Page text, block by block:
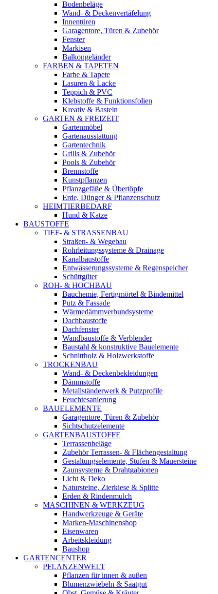
Bodenbeläge
Wand- & Deckenvertäfelung
Innentüren
Garagentore, Türen & Zubehör
Fenster
Markisen
Balkongeländer
FARBEN & TAPETEN
Farbe & Tapete
Lasuren & Lacke
Teppich & PVC
Klebstoffe & Funktionsfolien
Kreativ & Basteln
GARTEN & FREIZEIT
Gartenmöbel
Gartenausstattung
Gartentechnik
Grills & Zubehör
Pools & Zubehör
Brennstoffe
Kunstpflanzen
Pflanzgefäße & Übertöpfe
Erde, Dünger & Pflanzenschutz
HEIMTIERBEDARF
Hund & Katze
BAUSTOFFE
TIEF- & STRASSENBAU
Straßen- & Wegebau
Rohrleitungssysteme & Drainage
Kanalbaustoffe
Entwässerungssysteme & Regenspeicher
Schüttgüter
ROH- & HOCHBAU
Bauchemie, Fertigmörtel & Bindemittel
Putz & Fassade
Wärmedämmverbundsysteme
Dachbaustoffe
Dachfenster
Wandbaustoffe & Verblender
Baustahl & konstruktive Bauelemente
Schnittholz & Holzwerkstoffe
TROCKENBAU
Wand- & Deckenbekleidungen
Dämmstoffe
Metallständerwerk & Putzprofile
Feuchtesanierung
BAUELEMENTE
Garagentore, Türen & Zubehör
Sichtschutzelemente
GARTENBAUSTOFFE
Terrassenbeläge
Zubehör Terrassen- & Flächengestaltung
Gestaltungselemente, Stufen & Mauersteine
Zaunsysteme & Drahtgabionen
Licht & Deko
Natursteine, Zierkiese & Splitte
Erden & Rindenmulch
MASCHINEN & WERKZEUG
Handwerkzeuge & Geräte
Marken-Maschinenshop
Eisenwaren
Arbeitskleidung
Baushop
GARTENCENTER
PFLANZENWELT
Pflanzen für innen & außen
Blumenzwiebeln & Saatgut